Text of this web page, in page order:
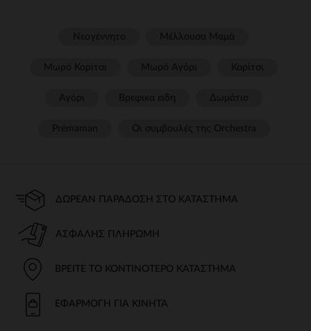
ΔΩΡΕΆΝ ΠΑΡΆΔΟΣΗ ΣΤΟ ΚΑΤΆΣΤΗΜΑ
ΑΣΦΑΛΉΣ ΠΛΗΡΩΜΉ
ΒΡΕΊΤΕ ΤΟ ΚΟΝΤΙΝΌΤΕΡΟ ΚΑΤΆΣΤΗΜΑ
ΕΦΑΡΜΟΓΉ ΓΙΑ ΚΙΝΗΤΆ